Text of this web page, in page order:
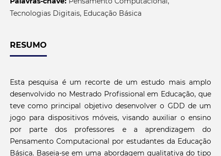
Tecnologias Digitais, Educação Básica
RESUMO
Esta pesquisa é um recorte de um estudo mais amplo
desenvolvido no Mestrado Profissional em Educação, que
teve como principal objetivo desenvolver o GDD de um
jogo para dispositivos móveis, visando auxiliar o ensino
por parte dos professores e a aprendizagem do
Pensamento Computacional por estudantes da Educação
Básica. Baseia-se em uma abordagem qualitativa do tipo